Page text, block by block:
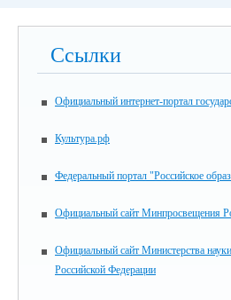
Ссылки
Официальный интернет-портал
Культура.рф
Федеральный портал "Российское
Официальный сайт Минпросвещения
Официальный сайт Министерства
Российской Федерации